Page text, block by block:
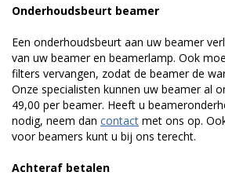
Onderhoudsbeurt beamer
Een onderhoudsbeurt aan uw beamer
van uw beamer en beamerlamp. Ook
filters vervangen, zodat de beamer de
Onze specialisten kunnen uw beamer al
49,00 per beamer. Heeft u
nodig, neem dan contact met ons op.
voor beamers kunt u bij ons terecht.
Achteraf betalen